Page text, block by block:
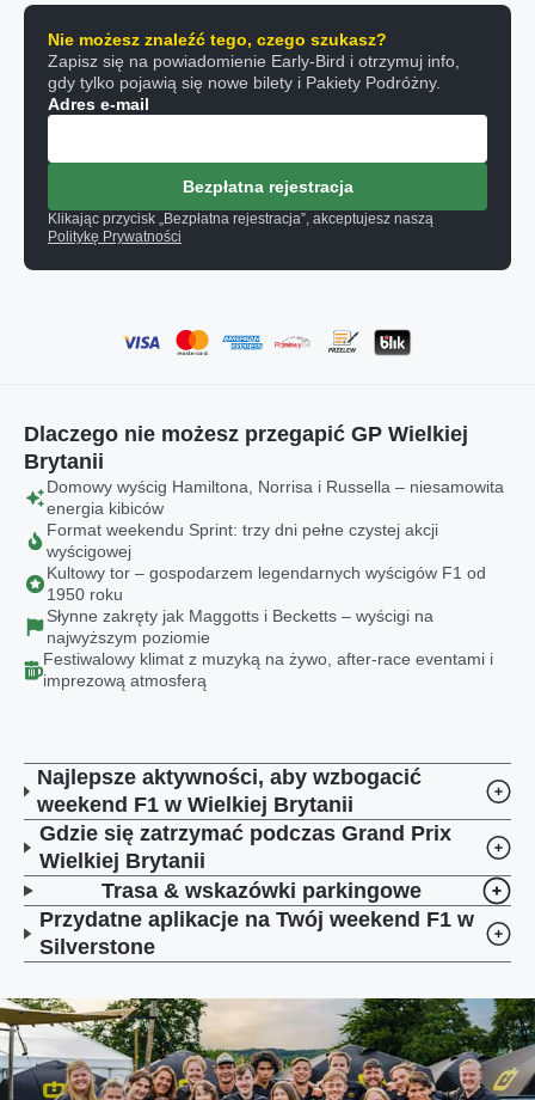
Nie możesz znaleźć tego, czego szukasz?
Zapisz się na powiadomienie Early-Bird i otrzymuj info,
gdy tylko pojawią się nowe bilety i Pakiety Podróżny.
Adres e-mail
Bezpłatna rejestracja
Klikając przycisk „Bezpłatna rejestracja”, akceptujesz naszą
Politykę Prywatności
Dlaczego nie możesz przegapić GP Wielkiej
Brytanii
Domowy wyścig Hamiltona, Norrisa i Russella – niesamowita
energia kibiców
Format weekendu Sprint: trzy dni pełne czystej akcji
wyścigowej
Kultowy tor – gospodarzem legendarnych wyścigów F1 od
1950 roku
Słynne zakręty jak Maggotts i Becketts – wyścigi na
najwyższym poziomie
Festiwalowy klimat z muzyką na żywo, after-race eventami i
imprezową atmosferą
Najlepsze aktywności, aby wzbogacić
weekend F1 w Wielkiej Brytanii
Gdzie się zatrzymać podczas Grand Prix
Wielkiej Brytanii
Trasa & wskazówki parkingowe
Przydatne aplikacje na Twój weekend F1 w
Silverstone